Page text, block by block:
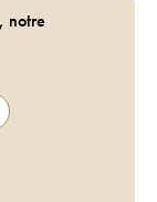
notre